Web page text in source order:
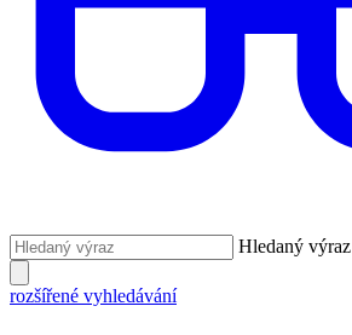
Hledaný výraz
rozšířené vyhledávání